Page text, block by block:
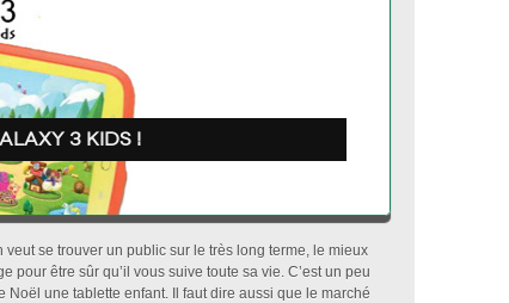
3 kids !
veut se trouver un public sur le très long terme, le mieux
pour être sûr qu’il vous suive toute sa vie. C’est un peu
Noël une tablette enfant. Il faut dire aussi que le marché